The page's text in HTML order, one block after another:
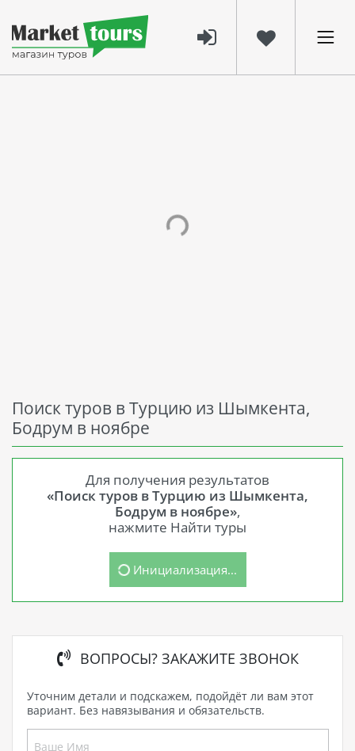
Поиск туров в Турцию из Шымкента,
Бодрум в ноябре
Для получения результатов
«Поиск туров в Турцию из Шымкента,
Бодрум в ноябре»,
нажмите Найти туры
Инициализация...
ВОПРОСЫ? ЗАКАЖИТЕ ЗВОНОК
Уточним детали и подскажем, подойдёт ли вам этот
вариант. Без навязывания и обязательств.